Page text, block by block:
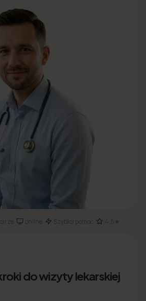
· online· Szybka pomoc 4.8★
do wizyty lekarskiej